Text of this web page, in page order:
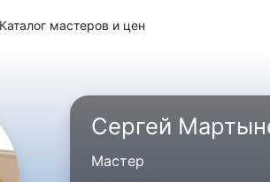
Каталог мастеров и цен
Сергей
Мастер